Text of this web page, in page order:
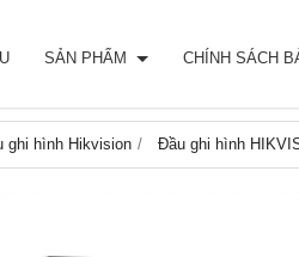
SẢN PHẨM CHÍNH SÁCH
ghi hình Hikvision Đầu ghi hình